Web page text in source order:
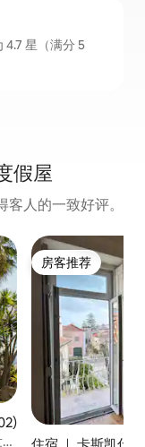
4.7 星（满分 5
假屋
人的一致好评。
分（满分 5 分），
房客推荐
房客推荐